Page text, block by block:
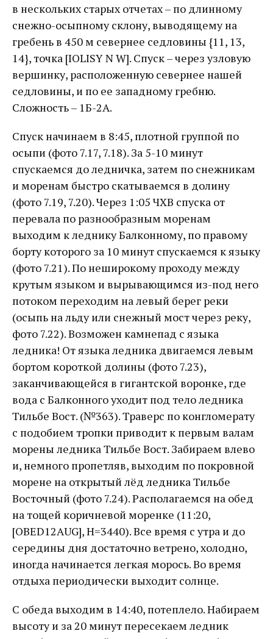
в нескольких старых отчетах – по длинному
снежно-осыпному склону, выводящему на
гребень в 450 м севернее седловины {11, 13,
14}, точка [IOLISY N W]. Спуск – через узловую
вершинку, расположенную севернее нашей
седловины, и по ее западному гребню.
Сложность – 1Б-2А.
Спуск начинаем в 8:45, плотной группой по
осыпи (фото 7.17, 7.18). За 5-10 минут
спускаемся до ледничка, затем по снежникам
и моренам быстро скатываемся в долину
(фото 7.19, 7.20). Через 1:05 ЧХВ спуска от
перевала по разнообразным моренам
выходим к леднику Балконному, по правому
борту которого за 10 минут спускаемся к языку
(фото 7.21). По неширокому проходу между
крутым языком и вырывающимся из-под него
потоком переходим на левый берег реки
(осыпь на льду или снежный мост через реку,
фото 7.22). Возможен камнепад с языка
ледника! От языка ледника двигаемся левым
бортом короткой долины (фото 7.23),
заканчивающейся в гигантской воронке, где
вода с Балконного уходит под тело ледника
Тильбе Вост. (№363). Траверс по конгломерату
с подобием тропки приводит к первым валам
морены ледника Тильбе Вост. Забираем влево
и, немного пропетляв, выходим по покровной
морене на открытый лёд ледника Тильбе
Восточный (фото 7.24). Располагаемся на обед
на тощей коричневой моренке (11:20,
[OBED12AUG], Н=3440). Все время c утра и до
середины дня достаточно ветрено, холодно,
иногда начинается легкая морось. Во время
отдыха периодически выходит солнце.
С обеда выходим в 14:40, потеплело. Набираем
высоту и за 20 минут пересекаем ледник